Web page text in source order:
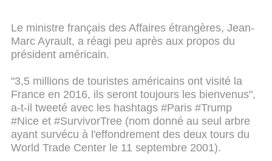
Le ministre français des Affaires étrangères, Jean-
Marc Ayrault, a réagi peu après aux propos du
président américain.
"3,5 millions de touristes américains ont visité la
France en 2016, ils seront toujours les bienvenus",
a-t-il tweeté avec les hashtags #Paris #Trump
#Nice et #SurvivorTree (nom donné au seul arbre
ayant survécu à l'effondrement des deux tours du
World Trade Center le 11 septembre 2001).